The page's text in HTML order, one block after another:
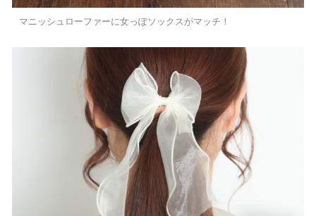
マニッシュローファーに女っぽソックスがマッチ！